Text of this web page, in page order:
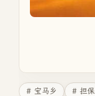
# 宝马乡 # 担保